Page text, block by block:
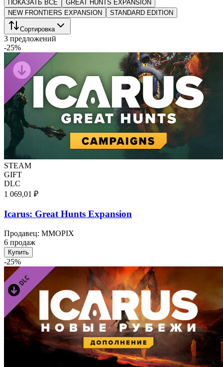
ПОКАЗАТЬ ВСЕ
GREAT HUNTS EXPANSION
NEW FRONTIERS EXPANSION
STANDARD EDITION
Сортировка
3 предложений
-25%
STEAM
GIFT
DLC
1 069,01 ₽
Icarus: Great Hunts Expansion
Продавец: MMOPIX
6 продаж
Купить
-25%